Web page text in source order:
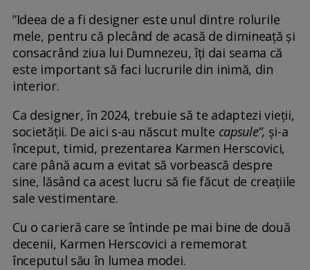
”Ideea de a fi designer este unul dintre rolurile
mele, pentru că plecând de acasă de dimineață și
consacrând ziua lui Dumnezeu, îți dai seama că
este important să faci lucrurile din inimă, din
interior.
Ca designer, în 2024, trebuie să te adaptezi vieții,
societății. De aici s-au născut multe capsule”, și-a
început, timid, prezentarea Karmen Herscovici,
care până acum a evitat să vorbească despre
sine, lăsând ca acest lucru să fie făcut de creațiile
sale vestimentare.
Cu o carieră care se întinde pe mai bine de două
decenii, Karmen Herscovici a rememorat
începutul său în lumea modei.